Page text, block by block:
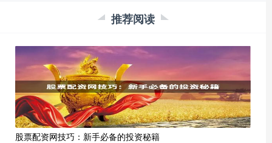
推荐阅读
股票配资网技巧：新手必备的投资秘籍